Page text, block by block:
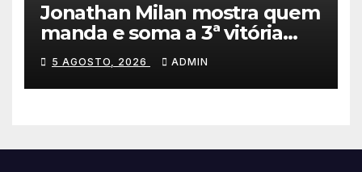
Jonathan Milan mostra quem
manda e soma a 3ª vitória
consecutiva na Volta a
Polónia
5 AGOSTO, 2026 ADMIN